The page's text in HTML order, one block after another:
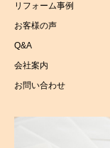
リフォーム事例
お客様の声
Q&A
会社案内
お問い合わせ